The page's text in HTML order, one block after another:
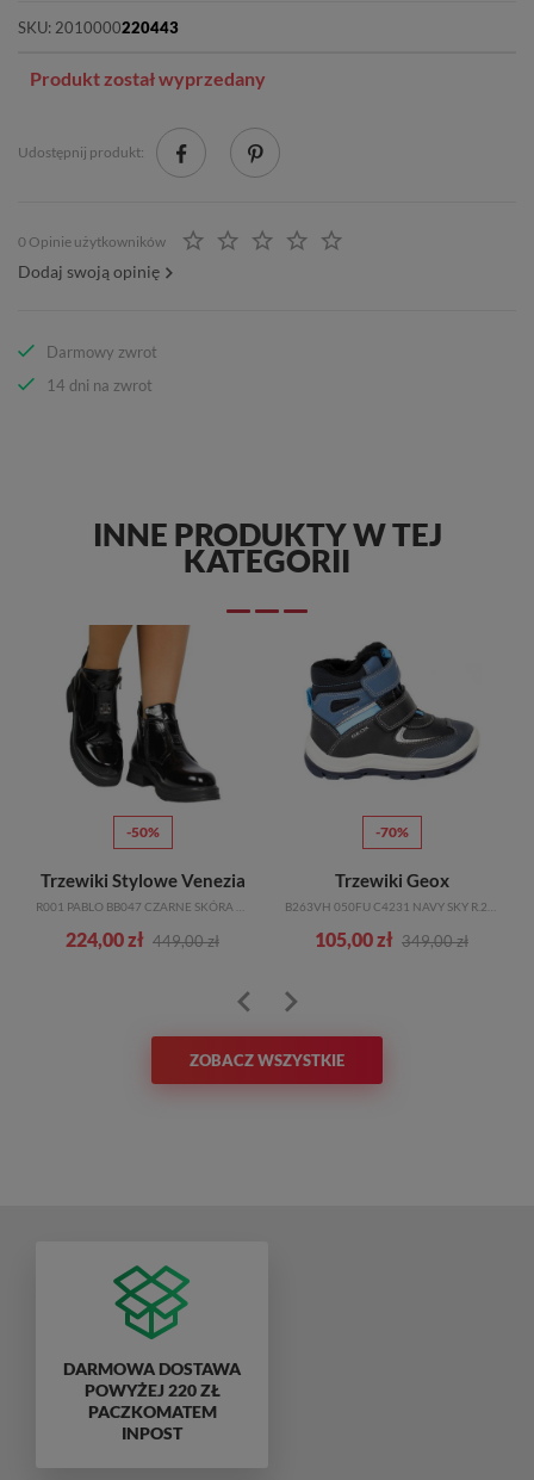
SKU: 2010000220443
Produkt został wyprzedany
Udostępnij produkt:
0 Opinie użytkowników
Dodaj swoją opinię
Darmowy zwrot
14 dni na zwrot
INNE PRODUKTY W TEJ
KATEGORII
-50%
Trzewiki Stylowe Venezia
224,00 zł 449,00 zł
-70%
Trzewiki Geox
105,00 zł 349,00 zł
ZOBACZ WSZYSTKIE
DARMOWA DOSTAWA
POWYŻEJ 220 ZŁ
PACZKOMATEM
INPOST